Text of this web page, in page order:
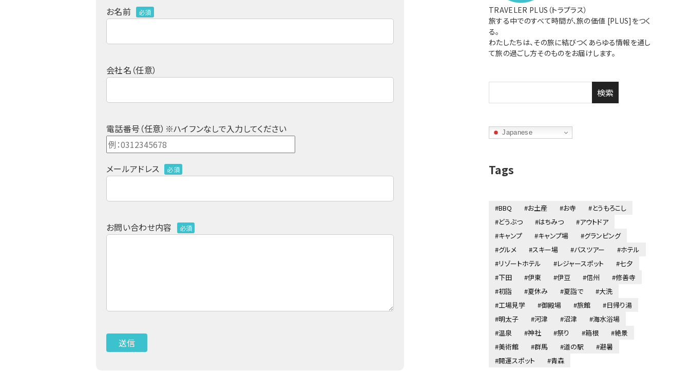
お名前 必須
会社名（任意）
電話番号（任意）※ハイフンなしで入力してください
メールアドレス 必須
お問い合わせ内容 必須
TRAVELER PLUS（トラプラス）
旅する中でのすべて時間が、旅の価値 [PLUS]をつく
る。
わたしたちは、その旅に結びつくあらゆる情報を通し
て旅の過ごし方そのものをお届けします。
検索
Japanese
Tags
#BBQ #お土産 #お寺
#とうもろこし
#どうぶつ
#はちみつ
#アウトドア
#キャンプ
#キャンプ場
#グランピング
#グルメ
#スキー場 #バスツアー
#ホテル
#リゾートホテル
#レジャースポット
#七夕
#下田
#伊東 #伊豆 #信州
#修善寺
#初詣
#夏休み #夏詣で
#大洗
#工場見学
#御殿場 #旅館
#日帰り湯
#明太子
#河津 #沼津
#海水浴場
#温泉
#神社 #祭り #箱根
#絶景
#美術館
#群馬 #道の駅
#避暑
#開運スポット
#青森